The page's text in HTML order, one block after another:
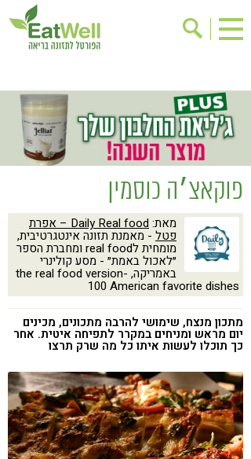
בישול בריא
אינדקס עסקים
ריפוי ומניעת מחלות
בריאות האישה
תוספי תזונה
מתכוני בריאות
אירועים
גישות בתזונה
דיאטה
ניקוי רעלים
מזונות על
ילדים
תזונה וספורט
הפרעות קשב & ריכוז
אכילה רגשית
רגישות לגלוטן
טעים להכיר
פוקאצ׳ה כוסמין
מאת: Daily Real food – אפרת
פטל - מאמנת תזונה אינטגרטיבית,
מומחית לreal food ומחברת הספר
״לאכול באמת״ - מסע קולינרי
באמריקה, the real food version-
100 American favorite dishes
מתכון מנצח, שימושי להרבה מתכונים, מכינים
יום מראש ומניחים במקרר לתפיחה איטית. אחר
כך תוכלו לעשות איתו כל מה שרק תרצו